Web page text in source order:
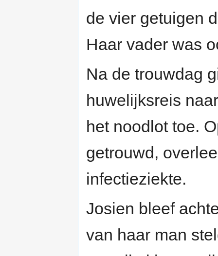
de vier getuigen
Haar vader was
Na de trouwdag
huwelijksreis
het noodlot toe.
getrouwd,
infectieziekte.
Josien bleef
van haar man